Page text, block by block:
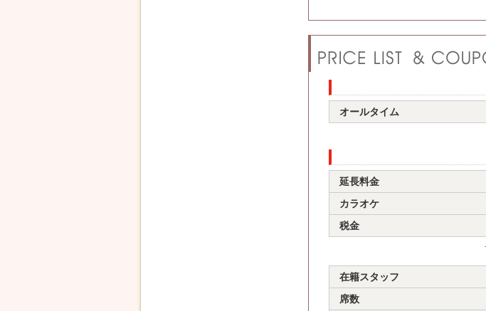
オールタイム
延長料金
カラオケ
税金
在籍スタッフ
席数